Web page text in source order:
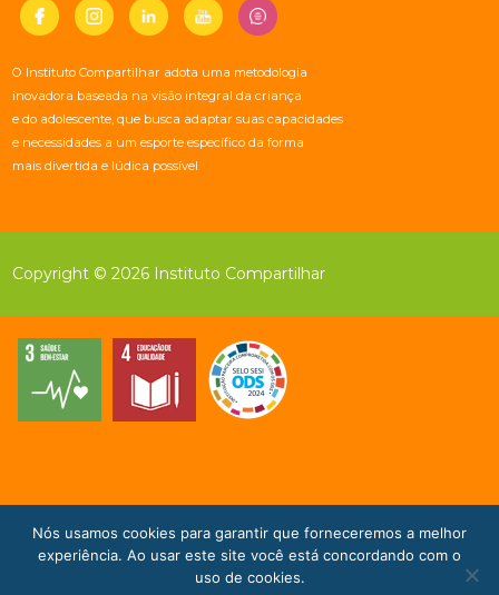
O Instituto Compartilhar adota uma metodologia
inovadora baseada na visão integral da criança
e do adolescente, que busca adaptar suas capacidades
e necessidades a um esporte específico da forma
mais divertida e lúdica possível
Copyright © 2026 Instituto Compartilhar
Doe Agora!
Nós usamos cookies para garantir que forneceremos a melhor
experiência. Ao usar este site você está concordando com o
uso de cookies.